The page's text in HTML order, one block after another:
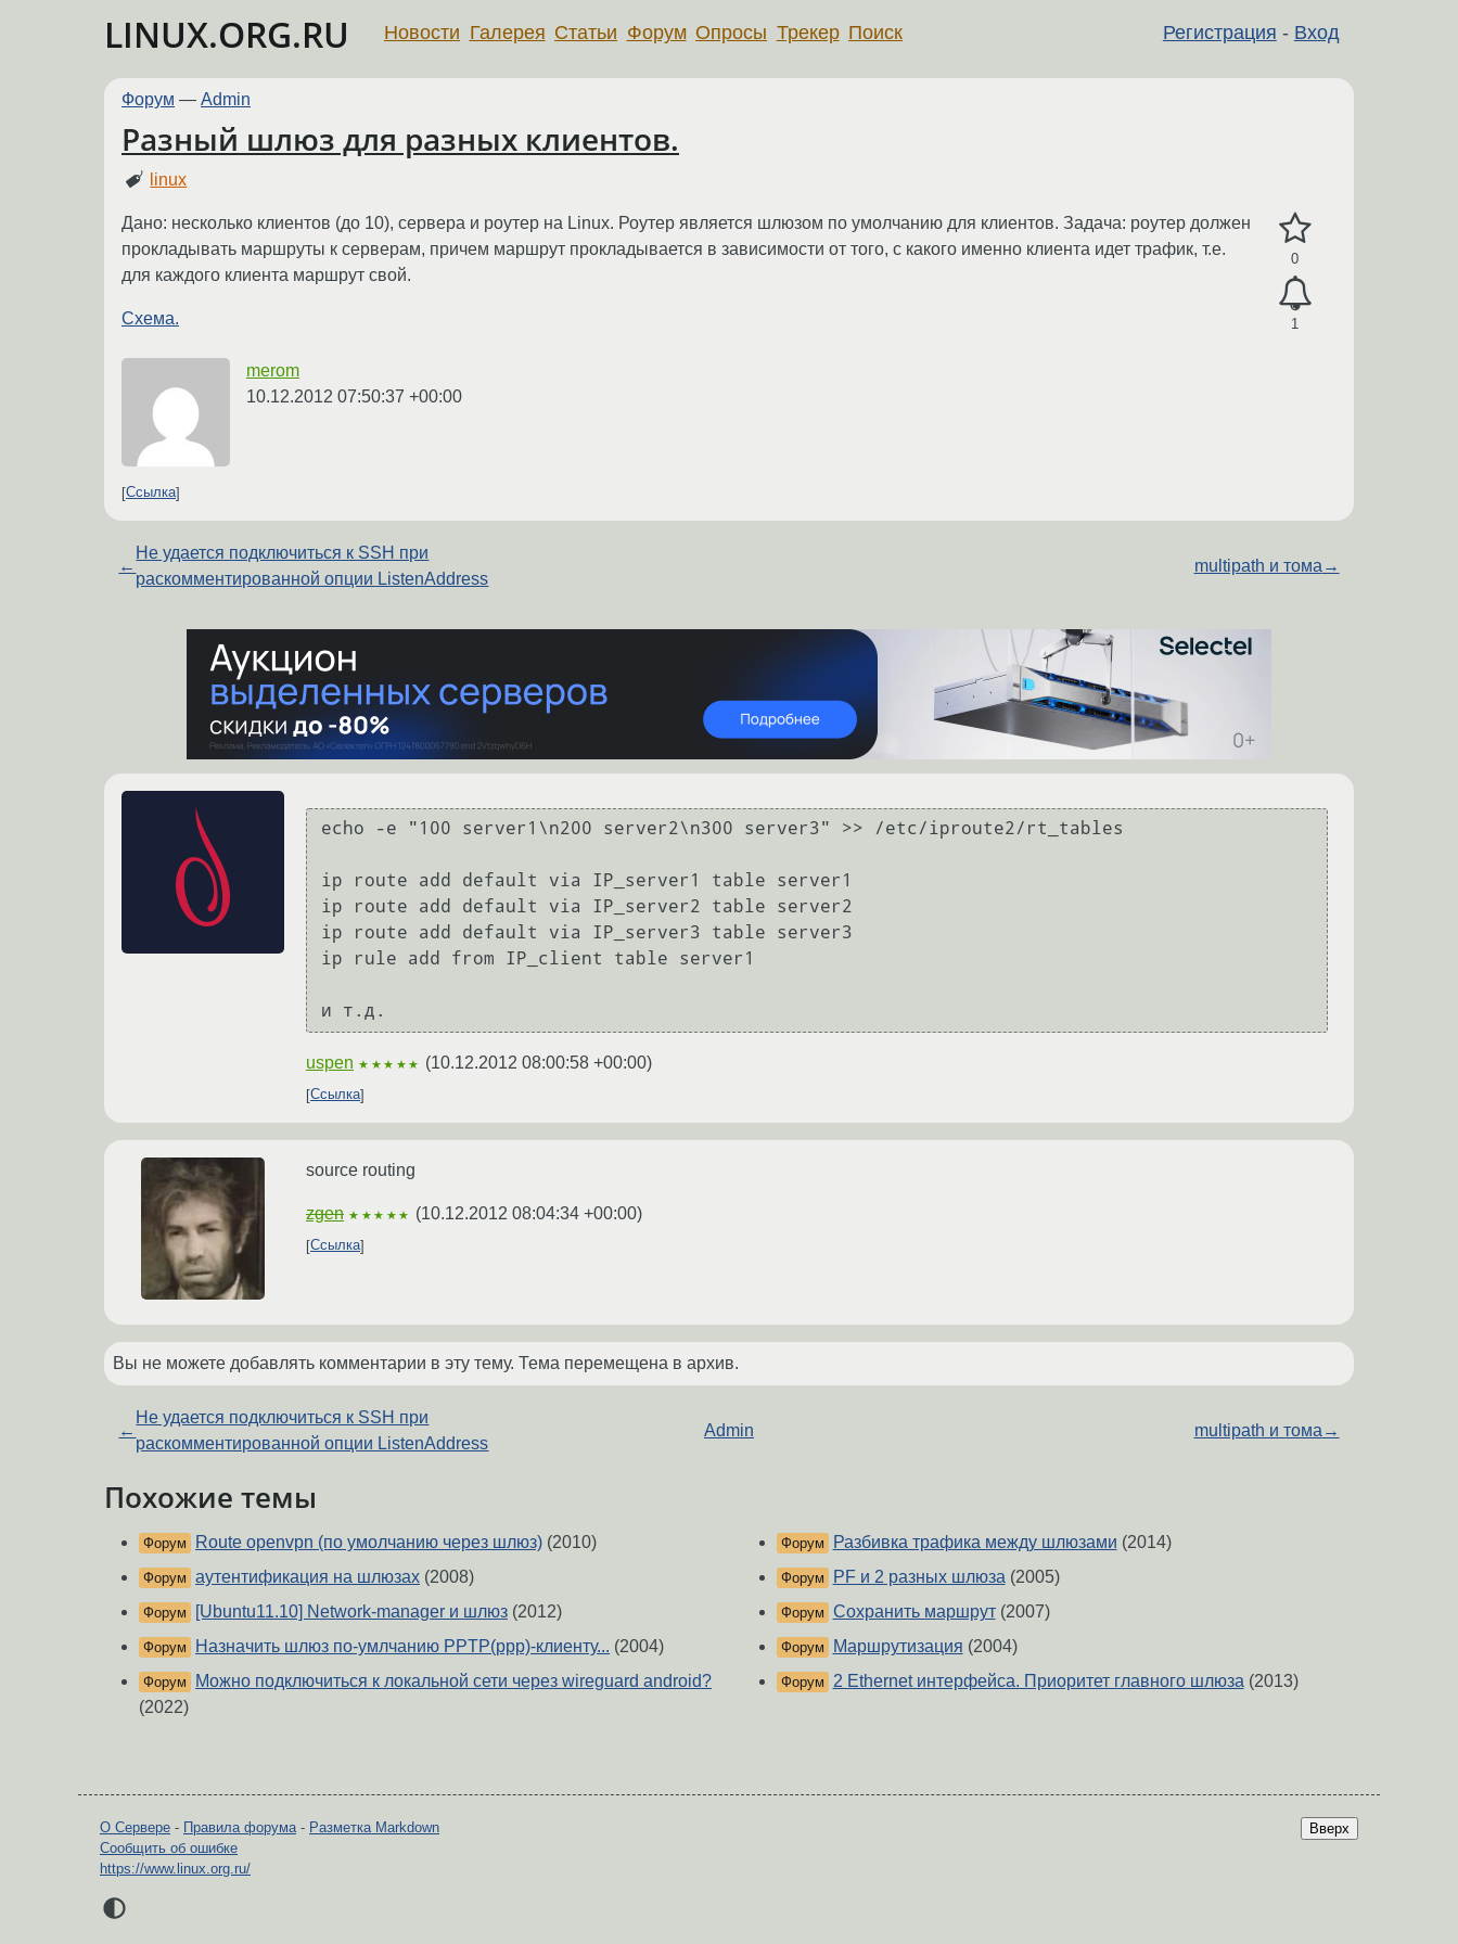
LINUX.ORG.RU Регистрация - Вход
Новости Галерея Статьи Форум Опросы Трекер Поиск
Форум — Admin
Разный шлюз для разных клиентов.
linux
0
1
Дано: несколько клиентов (до 10), сервера и роутер на Linux. Роутер является шлюзом по умолчанию для клиентов. Задача: роутер должен
прокладывать маршруты к серверам, причем маршрут прокладывается в зависимости от того, с какого именно клиента идет трафик, т.е.
для каждого клиента маршрут свой.
Схема.
merom
10.12.2012 07:50:37 +00:00
Ссылка
←
Не удается подключиться к SSH при
раскомментированной опции ListenAddress
multipath и тома →
echo -e "100 server1\n200 server2\n300 server3" >> /etc/iproute2/rt_tables
ip route add default via IP_server1 table server1
ip route add default via IP_server2 table server2
ip route add default via IP_server3 table server3
ip rule add from IP_client table server1
uspen ★★★★★ (10.12.2012 08:00:58 +00:00)
Ссылка
source routing
zgen ★★★★★ (10.12.2012 08:04:34 +00:00)
Ссылка
Вы не можете добавлять комментарии в эту тему. Тема перемещена в архив.
←
Не удается подключиться к SSH при
раскомментированной опции ListenAddress
Admin multipath и тома →
Похожие темы
Форум Route openvpn (по умолчанию через шлюз) (2010)
Форум аутентификация на шлюзах (2008)
Форум [Ubuntu11.10] Network-manager и шлюз (2012)
Форум Назначить шлюз по-умлчанию PPTP(ppp)-клиенту... (2004)
Форум
Можно подключиться к локальной сети через wireguard android?
(2022)
Форум Разбивка трафика между шлюзами (2014)
Форум PF и 2 разных шлюза(2005)
Форум Сохранить маршрут(2007)
Форум Маршрутизация (2004)
Форум 2 Ethernet интерфейса. Приоритет главного шлюза(2013)
Вверх
О Сервере - Правила форума- Разметка Markdown
Сообщить об ошибке
https://www.linux.org.ru/